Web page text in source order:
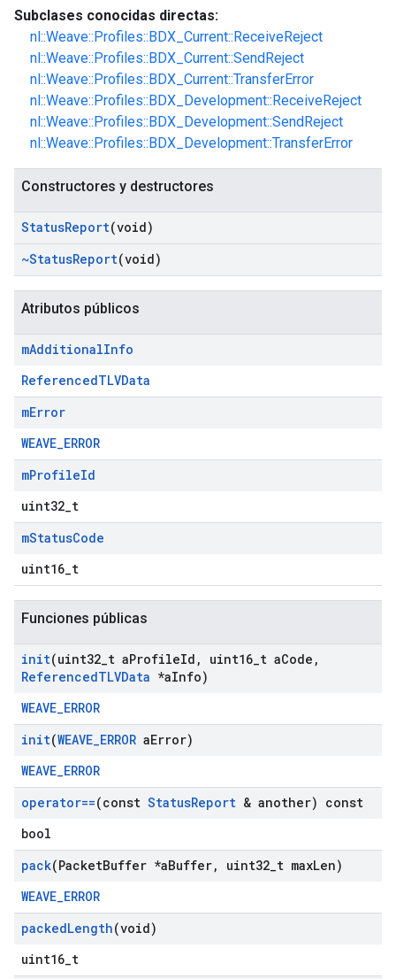
Subclases conocidas directas:
nl::Weave::Profiles::BDX_Current::ReceiveReject
nl::Weave::Profiles::BDX_Current::SendReject
nl::Weave::Profiles::BDX_Current::TransferError
nl::Weave::Profiles::BDX_Development::ReceiveReject
nl::Weave::Profiles::BDX_Development::SendReject
nl::Weave::Profiles::BDX_Development::TransferError
Constructores y destructores
StatusReport(void)
~StatusReport(void)
Atributos públicos
mAdditionalInfo
ReferencedTLVData
mError
WEAVE_ERROR
mProfileId
uint32_t
mStatusCode
uint16_t
Funciones públicas
init(uint32 t aProfileId , uint16 t aCode ,
ReferencedTLVData *aInfo)
WEAVE_ERROR
init(WEAVE_ERROR aError)
WEAVE_ERROR
operator==(const StatusReport & another) const
bool
pack(PacketBuffer *aBuffer, uint32 t maxLen)
WEAVE_ERROR
packedLength(void)
uint16_t